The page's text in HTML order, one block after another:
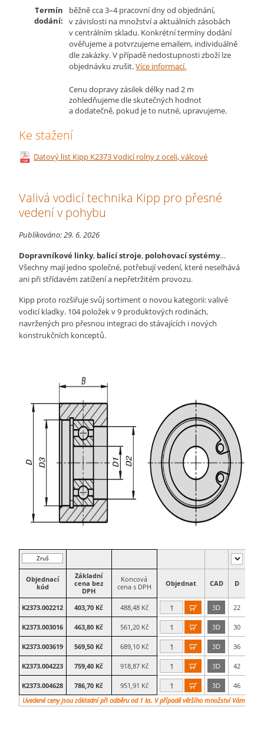
Termín
dodání:
běžně cca 3–4 pracovní dny od objednání,
v závislosti na množství a aktuálních zásobách
v centrálním skladu. Konkrétní termíny dodání
ověřujeme a potvrzujeme emailem, individuálně
dle zakázky. V případě nedostupnosti zboží lze
objednávku zrušit.Více informací.
Cenu dopravy zásilek délky nad 2 m
zohledňujeme dle skutečných hodnot
a dodatečně, pokud je to nutné, upravujeme.
Ke stažení
Datový list Kipp K2373 Vodicí rolny z oceli, válcové
Valivá vodicí technika Kipp pro přesné
vedení v pohybu
Publikováno:29. 6. 2026
Dopravníkové linky, balicí stroje, polohovací systémy…
Všechny mají jedno společné, potřebují vedení, které neselhává
ani při střídavém zatížení a nepřetržitém provozu.
Kipp proto rozšiřuje svůj sortiment o novou kategorii: valivé
vodicí kladky. 104 položek v 9 produktových rodinách,
navržených pro přesnou integraci do stávajících i nových
konstrukčních konceptů.
Zruš
filtr
Objednací
kód
Základní
cena bez
DPH
Koncová
cena s DPH
Objednat CAD D
K2373.002212 403,70 Kč 488,48 Kč  3D 22
K2373.003016 463,80 Kč 561,20 Kč  3D 30
K2373.003619 569,50 Kč 689,10 Kč  3D 36
K2373.004223 759,40 Kč 918,87 Kč  3D 42
K2373.004628 786,70 Kč 951,91 Kč  3D 46
Uvedené ceny jsou základní při odběru od 1 ks. V případě většího množství Vám